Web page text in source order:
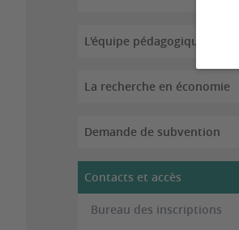
L'équipe pédagogique
La recherche en économie
Demande de subvention
Contacts et accès
Bureau des inscriptions